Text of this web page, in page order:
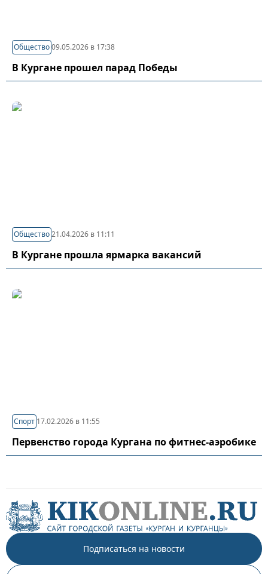
Общество09.05.2026 в 17:38
В Кургане прошел парад Победы
Общество21.04.2026 в 11:11
В Кургане прошла ярмарка вакансий
Спорт 17.02.2026 в 11:55
Первенство города Кургана по фитнес-аэробике
Подписаться на новости